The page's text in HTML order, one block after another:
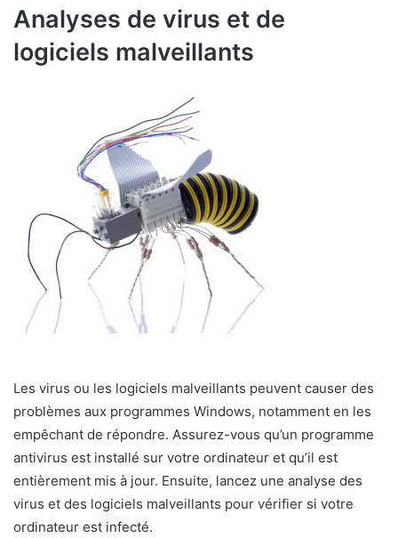
Analyses de virus et de
logiciels malveillants
Les virus ou les logiciels malveillants peuvent causer des
problèmes aux programmes Windows, notamment en les
empêchant de répondre. Assurez-vous qu’un programme
antivirus est installé sur votre ordinateur et qu’il est
entièrement mis à jour. Ensuite, lancez une analyse des
virus et des logiciels malveillants pour vérifier si votre
ordinateur est infecté.